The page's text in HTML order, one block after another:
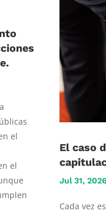
el
el
El caso
Jul 31, 2026
Cada vez